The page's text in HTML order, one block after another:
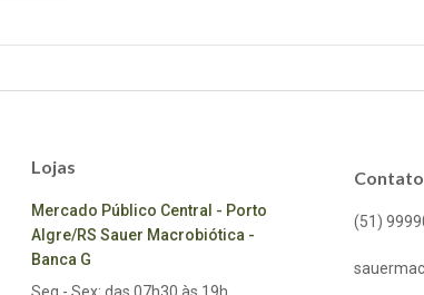
Lojas
Mercado Público Central - Porto
Algre/RS Sauer Macrobiótica -
Banca G
Contato
(51)